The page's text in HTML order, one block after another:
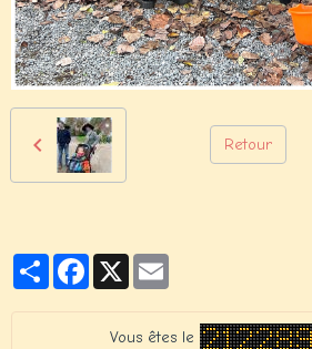
Retour
PartagerFacebook
X
Vous êtes le